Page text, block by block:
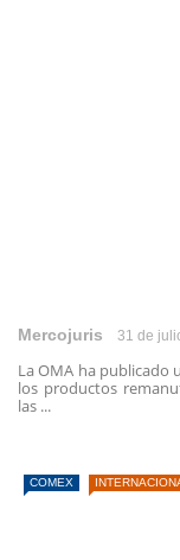
Mercojuris 31 de
La OMA ha publicado
los productos
las ...
COMEX